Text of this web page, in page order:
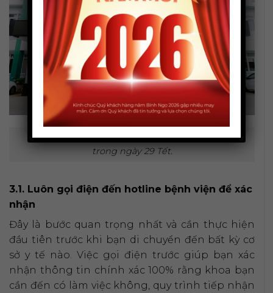
Phòng cấp cứu là nơi luôn hoạt động 24/7, kể cả
trong ngày 29 Tết.
3.1. Luôn gọi điện đến hotline bệnh viện để xác
nhận
Đây là bước quan trọng nhất và cần thực hiện
đầu tiên trước khi bạn di chuyển đến bất kỳ cơ
sở y tế nào. Việc gọi điện trước giúp bạn xác
nhận thông tin chính xác 100% rằng khoa bạn
cần đến có làm việc không, quy trình tiếp nhận